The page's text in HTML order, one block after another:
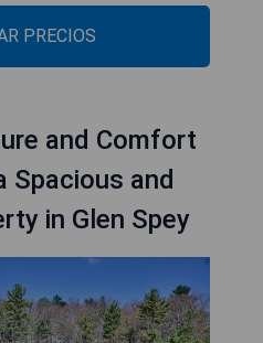
PRECIOS
and Comfort
Spacious and
in Glen Spey